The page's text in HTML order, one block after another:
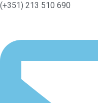
(+351) 213 510 690